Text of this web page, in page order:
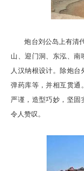
炮台刘公岛上有清
山、迎门洞、东泓、
人汉纳根设计。除炮台
弹药库等，并相互贯通
严谨，造型巧妙，坚固
令人赞叹。